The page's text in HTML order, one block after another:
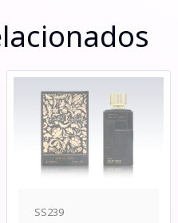
SS239